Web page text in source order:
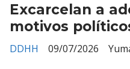
Excarcelan a
motivos
DDHH 09/07/2026